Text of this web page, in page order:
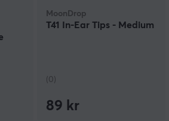
MoonDrop
T41 In-Ear Tips - Medium
(0)
89 kr